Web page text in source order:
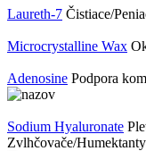
Laureth-7 Čistiace/
Microcrystalline Wax
Adenosine Podpora
Sodium Hyaluronate
Zvlhčovače/Humektanty